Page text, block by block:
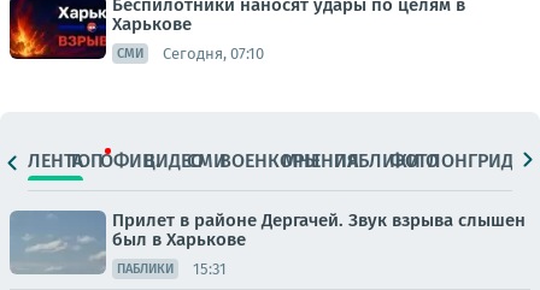
Беспилотники наносят удары по целям в
Харькове
СМИ Сегодня, 07:10
ЛЕНТАТОПОФИЦ.ВИДЕОСМИВОЕНКОРЫМНЕНИЯПАБЛИКИ
ФОТОЛОНГРИДЫ
Прилет в районе Дергачей. Звук взрыва слышен
был в Харькове
ПАБЛИКИ 15:31